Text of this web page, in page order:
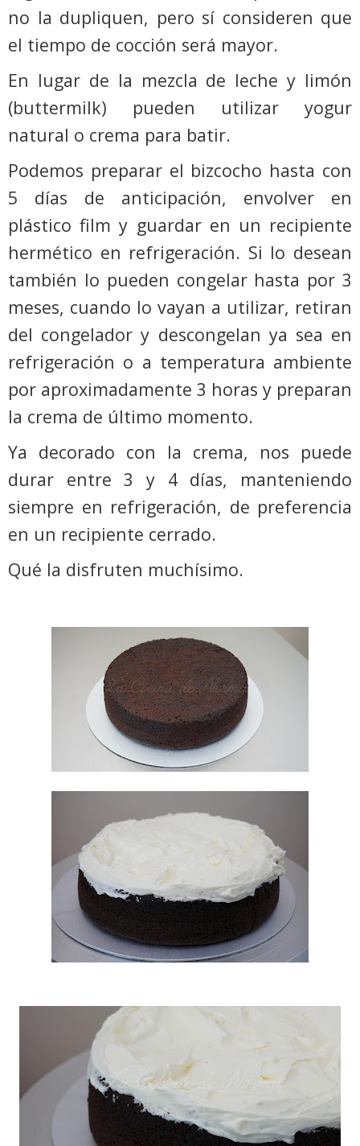
no la dupliquen, pero sí consideren que
el tiempo de cocción será mayor.
En lugar de la mezcla de leche y limón
(buttermilk) pueden utilizar yogur
natural o crema para batir.
Podemos preparar el bizcocho hasta con
5 días de anticipación, envolver en
plástico film y guardar en un recipiente
hermético en refrigeración. Si lo desean
también lo pueden congelar hasta por 3
meses, cuando lo vayan a utilizar, retiran
del congelador y descongelan ya sea en
refrigeración o a temperatura ambiente
por aproximadamente 3 horas y preparan
la crema de último momento.
Ya decorado con la crema, nos puede
durar entre 3 y 4 días, manteniendo
siempre en refrigeración, de preferencia
en un recipiente cerrado.
Qué la disfruten muchísimo.